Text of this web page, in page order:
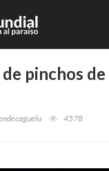
pinchos
4578